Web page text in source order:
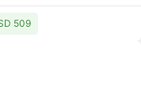
509